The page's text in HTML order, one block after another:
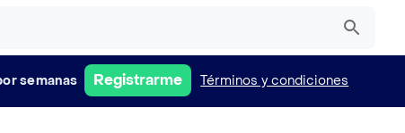
semanas Registrarme Términos y condiciones